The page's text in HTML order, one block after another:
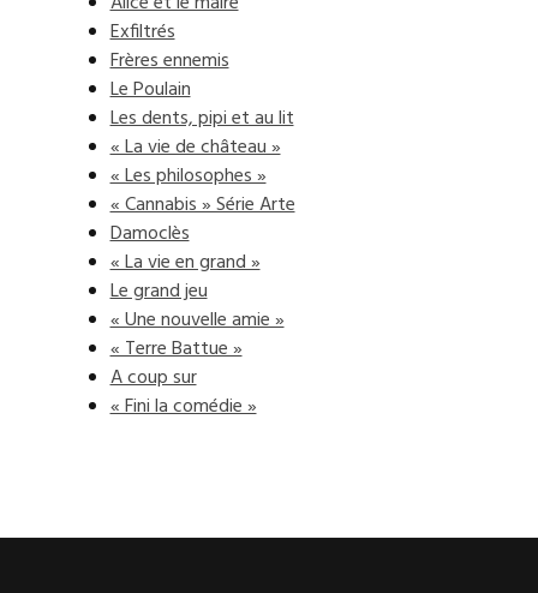
Exfiltrés
Frères ennemis
Le Poulain
Les dents, pipi et au lit
« La vie de château »
« Les philosophes »
« Cannabis » Série Arte
Damoclès
« La vie en grand »
Le grand jeu
« Une nouvelle amie »
« Terre Battue »
A coup sur
« Fini la comédie »